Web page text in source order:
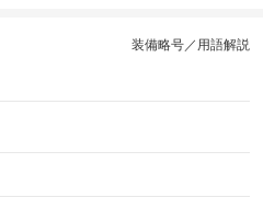
装備略号／用語解説